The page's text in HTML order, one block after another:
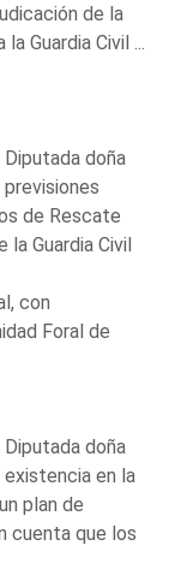
de la
Guardia Civil ...
doña
previsiones
de Rescate
Guardia Civil
con
Foral de
doña
existencia en la
plan de
cuenta que los